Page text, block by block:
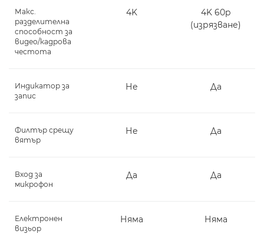
Макс.
разделителна
способност за
видео/кадрова
честота
4K
4K 60p
(изрязване)
Индикатор за
запис
Не Да
Филтър срещу
вятър
Не Да
Вход за
микрофон
Да Да
Електронен
визьор
Няма Няма